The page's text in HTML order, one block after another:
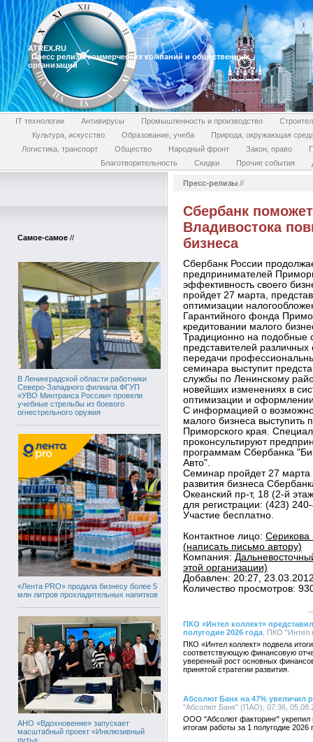
ATREX.RU
Пресс релизы коммерческих компаний и общественных
организаций
IT технологии Антивирусы Промышленность и производство
Культура, искусство
Образование, учеба
Природа, окружающая
Логистика, транспорт
Общество Народный фронт Закон, право
Благотворительность
Скидки Прочие события
Самое-самое //
В Ленинградской области работники
Северо-Западного филиала ФГУП
«УВО Минтранса России» провели
учебные стрельбы из боевого
огнестрельного оружия
«Лента PRO» продала бизнесу более 5
млн литров прохладительных напитков
АНО «Вдохновение» запускает
масштабный проект «Инклюзивный
путь»
Пресс-релизы //
Сбербанк
Владивостока
бизнеса
Сбербанк России
предпринимателей
эффективность своего
пройдет 27 марта,
оптимизации
Гарантийного фонда
кредитовании малого
Традиционно на подобные
представителей
передачи
семинара выступит
службы по Ленинскому
новейших изменениях в
оптимизации и
С информацией о
малого бизнеса выступить
Приморского края.
проконсультируют
программам Сбербанка
Авто".
Семинар пройдет 27 марта
развития бизнеса
Океанский пр-т, 18 (2-й
для регистрации: (423)
Участие бесплатно.
Контактное лицо: Серикова
(написать письмо автору)
Компания:
этой организации)
Добавлен: 20:27,
Количество просмотров:
ПКО «Интел коллект»
полугодие 2026 года , ПКО "Интел
ПКО «Интел коллект» подвела
соответствующую финансовую
уверенный рост основных
принятой стратегии развития.
Абсолют Банк на 47% увеличил
"Абсолют Банк" (ПАО), 07:36,
ООО "Абсолют факторинг" укрепил
итогам работы за 1 полугодие 2026